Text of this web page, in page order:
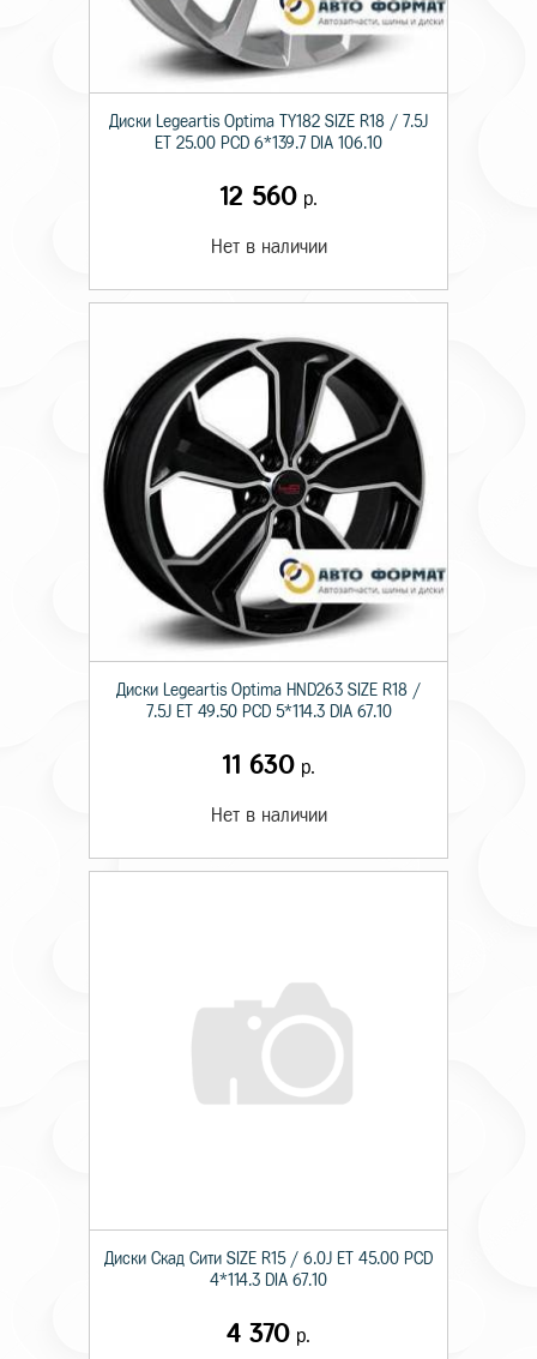
Диски Legeartis Optima TY182 SIZE R18 / 7.5J
ET 25.00 PCD 6*139.7 DIA 106.10
12 560 р.
Нет в наличии
Диски Legeartis Optima HND263 SIZE R18 /
7.5J ET 49.50 PCD 5*114.3 DIA 67.10
11 630 р.
Нет в наличии
Диски Скад Сити SIZE R15 / 6.0J ET 45.00 PCD
4*114.3 DIA 67.10
4 370 р.